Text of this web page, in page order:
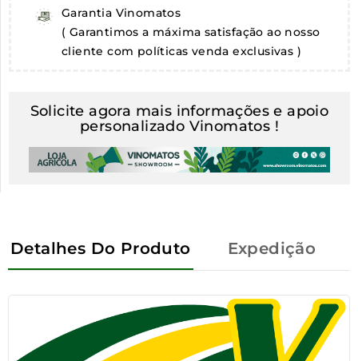
Garantia Vinomatos
( Garantimos a máxima satisfação ao nosso
cliente com políticas venda exclusivas )
Solicite agora mais informações e apoio
personalizado Vinomatos !
Detalhes Do Produto Expedição